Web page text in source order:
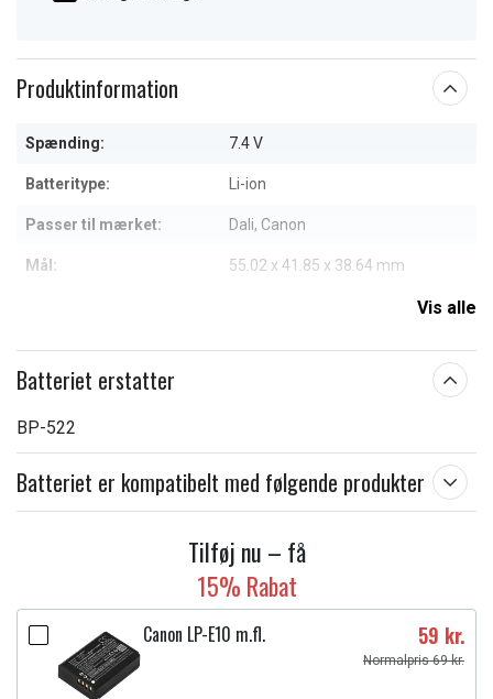
Produktinformation
Spænding: 7.4 V
Batteritype: Li-ion
Passer til mærket: Dali, Canon
Mål: 55.02 x 41.85 x 38.64 mm
Vis alle
Batteriet erstatter
BP-522
Batteriet er kompatibelt med følgende produkter
Tilføj nu – få
15% Rabat
Canon LP-E10 m.fl. 59 kr.
Normalpris 69 kr.